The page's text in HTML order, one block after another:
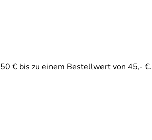
€ bis zu einem Bestellwert von 45,- €.